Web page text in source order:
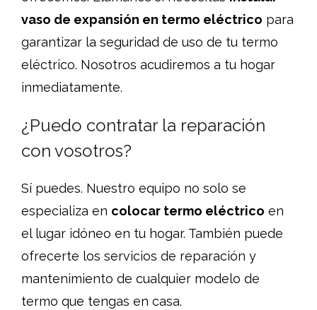
vaso de expansión en termo eléctrico para
garantizar la seguridad de uso de tu termo
eléctrico. Nosotros acudiremos a tu hogar
inmediatamente.
¿Puedo contratar la reparación
con vosotros?
Sí puedes. Nuestro equipo no solo se
especializa en colocar termo eléctrico en
el lugar idóneo en tu hogar. También puede
ofrecerte los servicios de reparación y
mantenimiento de cualquier modelo de
termo que tengas en casa.